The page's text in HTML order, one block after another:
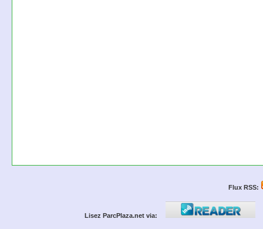
Flux RSS:
Lisez ParcPlaza.net via: